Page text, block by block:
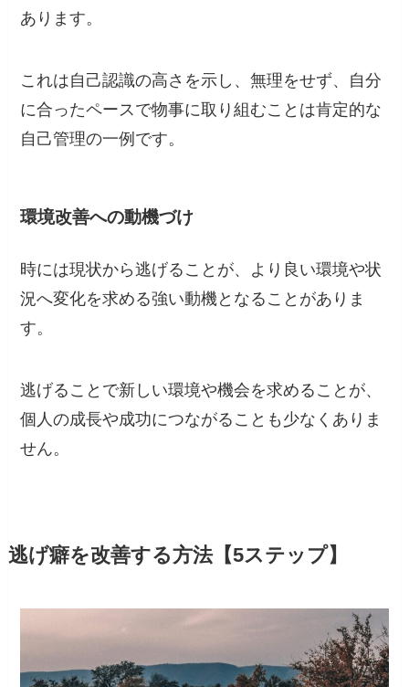
あります。
これは自己認識の高さを示し、無理をせず、自分
に合ったペースで物事に取り組むことは肯定的な
自己管理の一例です。
環境改善への動機づけ
時には現状から逃げることが、より良い環境や状
況へ変化を求める強い動機となることがありま
す。
逃げることで新しい環境や機会を求めることが、
個人の成長や成功につながることも少なくありま
せん。
逃げ癖を改善する方法【5ステップ】